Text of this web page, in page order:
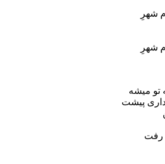
شهرِ
شهرِ
تو میشه
داری پیشت
رفت